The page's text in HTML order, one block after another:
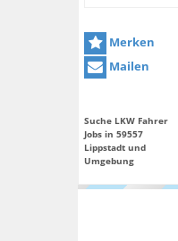
Merken
Mailen
Suche LKW Fahrer
Jobs in 59557
Lippstadt und
Umgebung